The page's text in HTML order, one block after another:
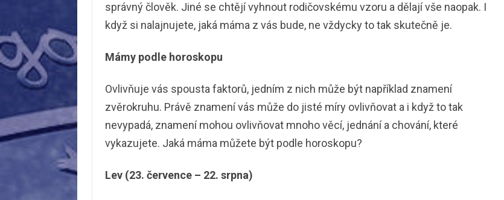
správný člověk. Jiné se chtějí vyhnout rodičovskému vzoru a dělají vše naopak. I
když si nalajnujete, jaká máma z vás bude, ne vždycky to tak skutečně je.
Mámy podle horoskopu
Ovlivňuje vás spousta faktorů, jedním z nich může být například znamení
zvěrokruhu. Právě znamení vás může do jisté míry ovlivňovat a i když to tak
nevypadá, znamení mohou ovlivňovat mnoho věcí, jednání a chování, které
vykazujete. Jaká máma můžete být podle horoskopu?
Lev (23. července – 22. srpna)